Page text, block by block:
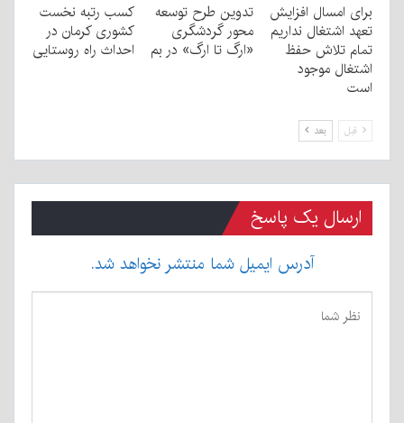
برای امسال افزایش
تعهد اشتغال نداریم
تمام تلاش حفظ
اشتغال موجود
است
تدوین طرح توسعه
محور گردشگری
«ارگ تا ارگ» در بم
کسب رتبه نخست
کشوری کرمان در
احداث راه روستایی
قبل بعد
ارسال یک پاسخ
آدرس ایمیل شما منتشر نخواهد شد.